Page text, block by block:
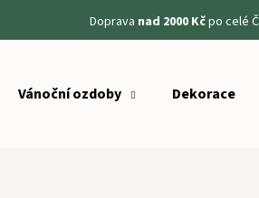
Doprava nad 2000 Kčpo celé
Vánoční ozdoby Dekorace
Co potřebujete najít?